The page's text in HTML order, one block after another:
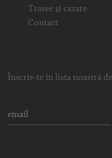
Trasee și cazare
Contact
Înscrie-te în lista noastră